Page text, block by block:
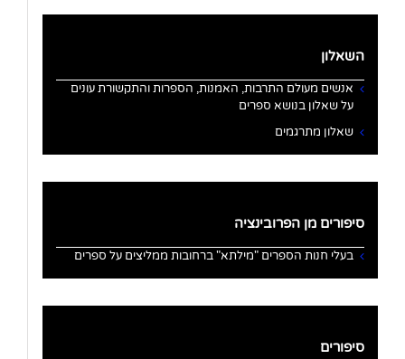
השאלון
אנשים מעולם התרבות, האמנות, הספרות והתקשורת עונים
על שאלון בנושא ספרים
שאלון מתרגמים
סיפורים מן הפרובינציה
בעלי חנות הספרים "מילתא" ברחובות ממליצים על ספרים
סיפורים